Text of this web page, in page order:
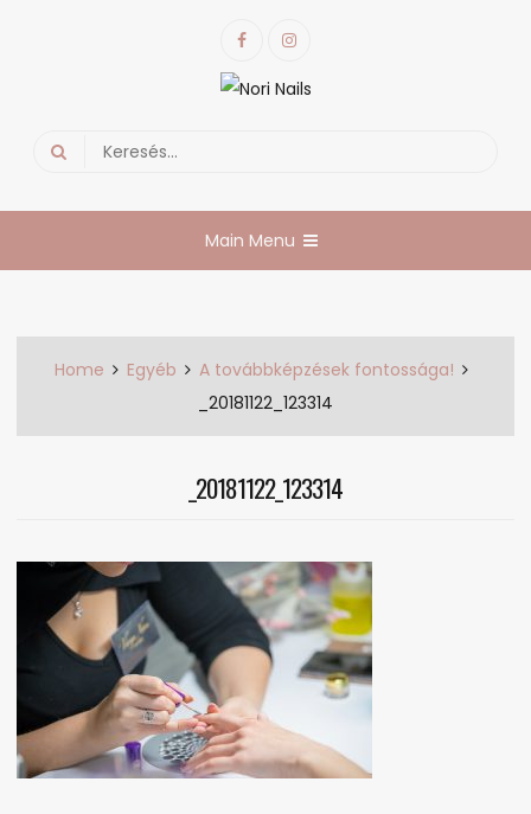
FacebookInstagram
Nori Nails
Search
Main Menu
Home Egyéb
A továbbképzések fontossága!
_20181122_123314
_20181122_123314